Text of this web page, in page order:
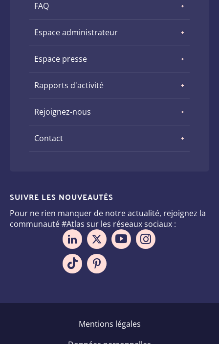
FAQ
Espace administrateur
Espace presse
Rapports d'activité
Rejoignez-nous
Contact
SUIVRE LES NOUVEAUTÉS
Pour ne rien manquer de notre actualité, rejoignez la
communauté #Atlas sur les réseaux sociaux :
Mentions légales